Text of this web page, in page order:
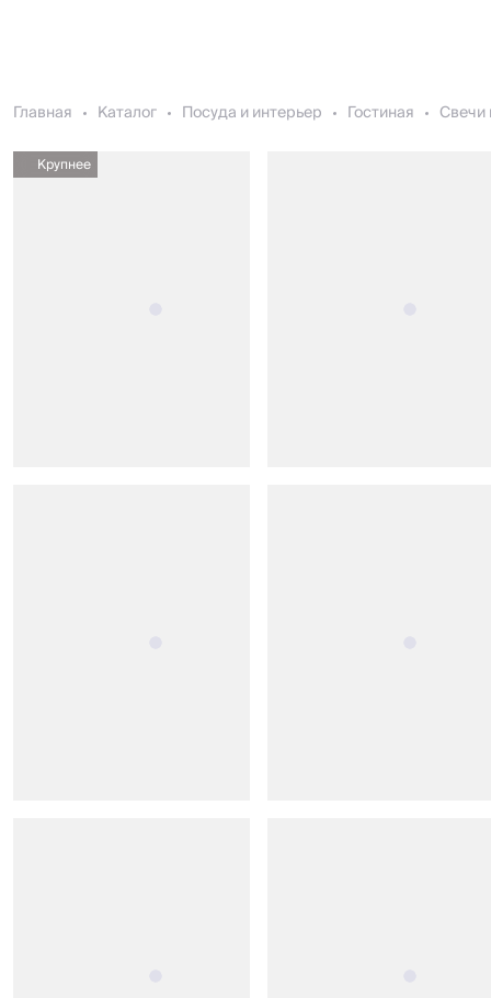
Главная Каталог Посуда и интерьер Гостиная Свечи
Крупнее